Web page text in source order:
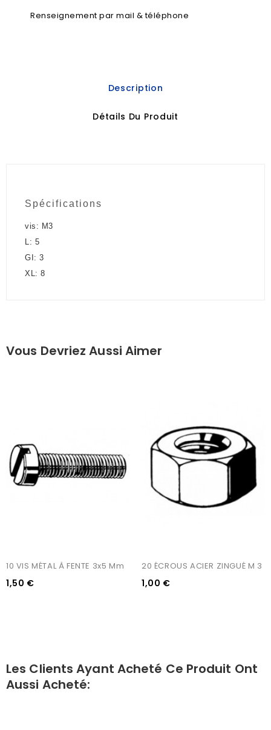
Renseignement par mail & téléphone
Description
Détails Du Produit
Spécifications
vis: M3
L: 5
GI: 3
XL: 8
Vous Devriez Aussi Aimer
10 VIS MÉTAL À FENTE 3x5 Mm
1,50 €
20 ÉCROUS ACIER ZINGUÉ M 3
1,00 €
Les Clients Ayant Acheté Ce Produit Ont
Aussi Acheté: